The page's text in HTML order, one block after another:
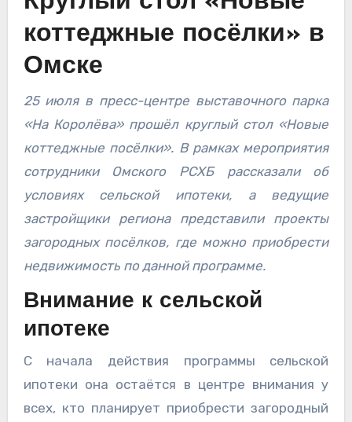
коттеджные посёлки» в
Омске
25 июля в пресс-центре выставочного парка
«На Королёва» прошёл круглый стол «Новые
коттеджные посёлки». В рамках мероприятия
сотрудники Омского РСХБ рассказали об
условиях сельской ипотеки, а ведущие
застройщики региона представили проекты
загородных посёлков, где можно приобрести
недвижимость по данной программе.
Внимание к сельской
ипотеке
С начала действия программы сельской
ипотеки она остаётся в центре внимания у
всех, кто планирует приобрести загородный